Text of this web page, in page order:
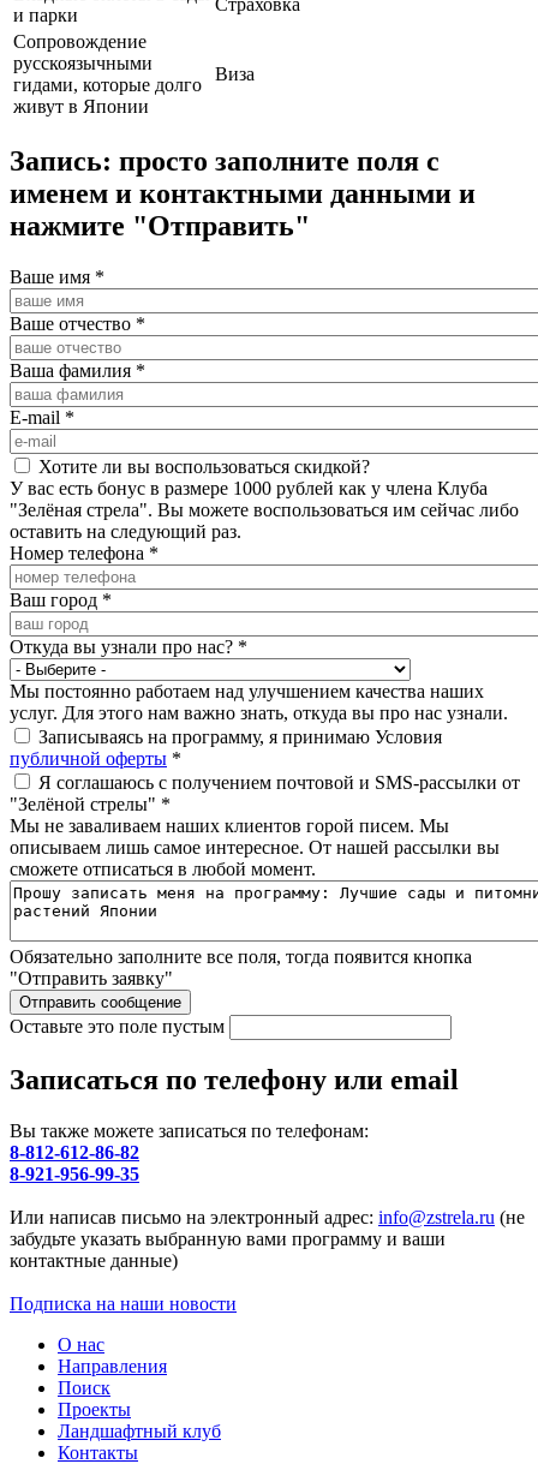
и парки
Страховка
Сопровождение
русскоязычными
гидами, которые долго
живут в Японии
Виза
Запись: просто заполните поля с
именем и контактными данными и
нажмите "Отправить"
Ваше имя *
Ваше отчество *
Ваша фамилия *
E-mail *
Хотите ли вы воспользоваться скидкой?
У вас есть бонус в размере 1000 рублей как у члена Клуба
"Зелёная стрела". Вы можете воспользоваться им сейчас либо
оставить на следующий раз.
Номер телефона *
Ваш город *
Откуда вы узнали про нас? *
Мы постоянно работаем над улучшением качества наших
услуг. Для этого нам важно знать, откуда вы про нас узнали.
Записываясь на программу, я принимаю Условия
публичной оферты *
Я соглашаюсь с получением почтовой и SMS-рассылки от
"Зелёной стрелы" *
Мы не заваливаем наших клиентов горой писем. Мы
описываем лишь самое интересное. От нашей рассылки вы
сможете отписаться в любой момент.
Обязательно заполните все поля, тогда появится кнопка
"Отправить заявку"
Оставьте это поле пустым
Записаться по телефону или email
Вы также можете записаться по телефонам:
8-812-612-86-82
8-921-956-99-35
Или написав письмо на электронный адрес: info@zstrela.ru (не
забудьте указать выбранную вами программу и ваши
контактные данные)
Подписка на наши новости
О нас
Направления
Поиск
Проекты
Ландшафтный клуб
Контакты